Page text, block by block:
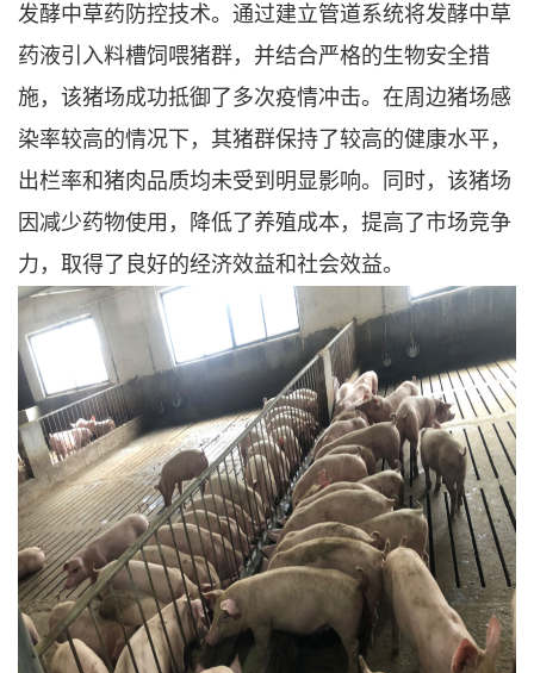
发酵中草药防控技术。通过建立管道系统将发酵中草
药液引入料槽饲喂猪群，并结合严格的生物安全措
施，该猪场成功抵御了多次疫情冲击。在周边猪场感
染率较高的情况下，其猪群保持了较高的健康水平，
出栏率和猪肉品质均未受到明显影响。同时，该猪场
因减少药物使用，降低了养殖成本，提高了市场竞争
力，取得了良好的经济效益和社会效益。